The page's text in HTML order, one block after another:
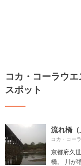
コカ・コーラウ
スポット
流れ橋（
コカ・コー
京都府久
橋。 川が